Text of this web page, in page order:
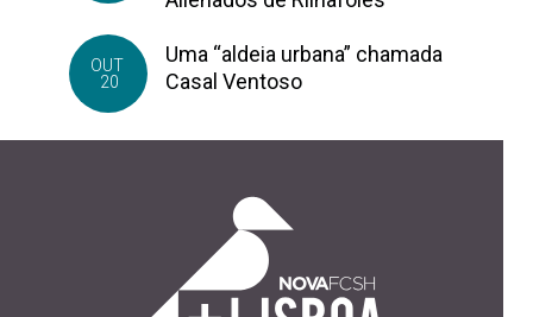
OUT
20
Uma “aldeia urbana” chamada
Casal Ventoso